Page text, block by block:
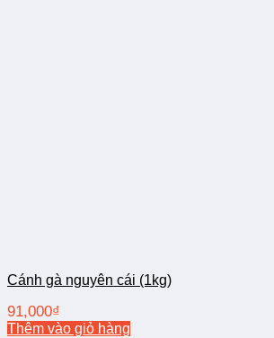
Cánh gà nguyên cái (1kg)
91,000₫
Thêm vào giỏ hàng